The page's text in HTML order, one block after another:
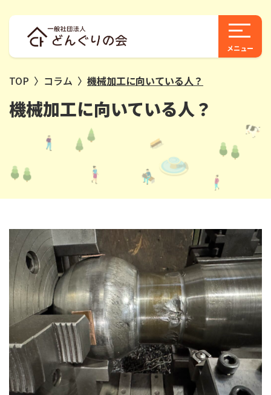
TOP 〉 コラム 〉 機械加工に向いている人？
機械加工に向いている人？